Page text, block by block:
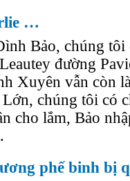
…
Bảo, chúng tôi
đường
Xuyên vẫn còn
chúng tôi có
cho lắm, Bảo
phế binh bị